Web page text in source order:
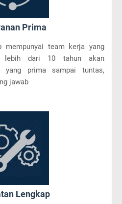
Prima
mempunyai team kerja yang
lebih dari 10 tahun akan
yang prima sampai tuntas,
jawab
Lengkap